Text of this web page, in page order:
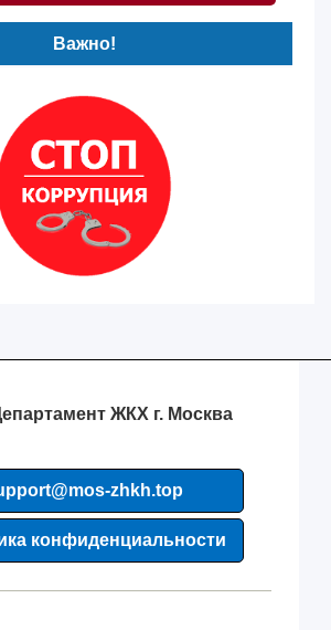
Важно!
ЖКХ г. Москва
zhkh.top
конфиденциальности